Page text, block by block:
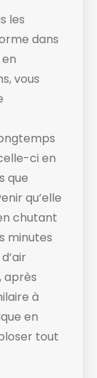
les
dans
vous
ci en
que
qu’elle
chutant
minutes
après
à
en
tout